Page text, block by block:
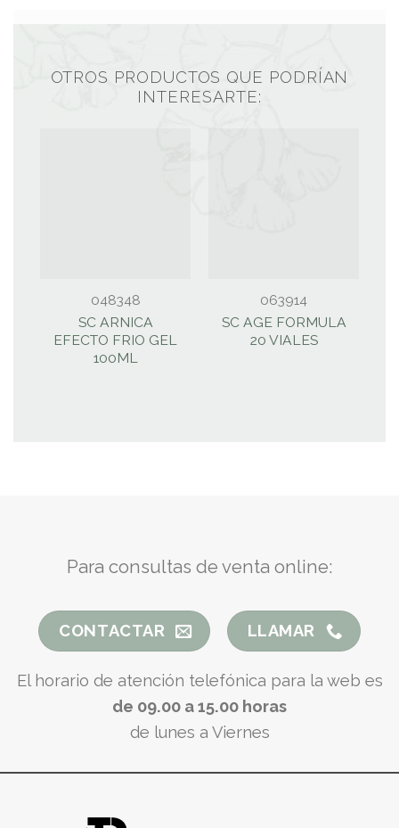
OTROS PRODUCTOS QUE PODRÍAN
INTERESARTE:
048348
SC ARNICA
EFECTO FRIO GEL
100ML
063914
SC AGE FORMULA
20 VIALES
Para consultas de venta online:
CONTACTAR LLAMAR
El horario de atención telefónica para la web es
de 09.00 a 15.00 horas
de lunes a Viernes